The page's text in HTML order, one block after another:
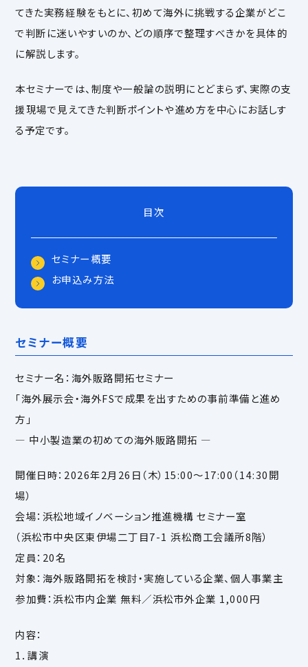
てきた実務経験をもとに、初めて海外に挑戦する企業がどこ
で判断に迷いやすいのか、どの順序で整理すべきかを具体的
に解説します。
本セミナーでは、制度や一般論の説明にとどまらず、実際の支
援現場で見えてきた判断ポイントや進め方を中心にお話しす
る予定です。
目次
セミナー概要
お申込み方法
セミナー概要
セミナー名：海外販路開拓セミナー
「海外展示会・海外FSで成果を出すための事前準備と進め
方」
― 中小製造業の初めての海外販路開拓 ―
開催日時：2026年2月26日（木）15:00〜17:00（14:30開
場）
会場：浜松地域イノベーション推進機構 セミナー室
（浜松市中央区東伊場二丁目7-1 浜松商工会議所8階）
定員：20名
対象：海外販路開拓を検討・実施している企業、個人事業主
参加費：浜松市内企業 無料／浜松市外企業 1,000円
内容：
1．講演